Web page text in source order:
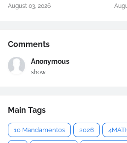
August 03, 2026
Comments
Anonymous
show
Main Tags
10 Mandamentos 2026